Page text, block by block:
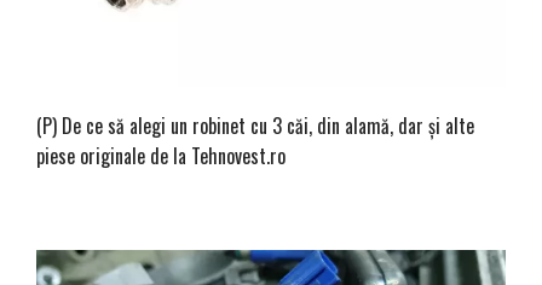
(P) De ce să alegi un robinet cu 3 căi, din alamă, dar și alte
piese originale de la Tehnovest.ro